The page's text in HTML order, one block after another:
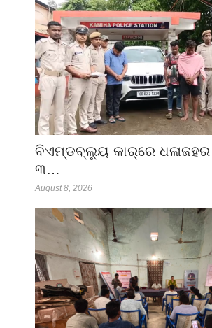
ବିଏମ୍‌ଡବ୍ଲ୍ୟୁ କାର୍‌ରେ ଧଳାଜହର
୩…
August 8, 2026